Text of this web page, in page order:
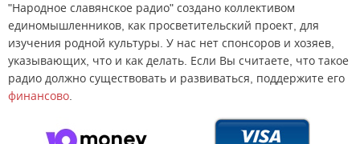
"Народное славянское радио" создано коллективом
единомышленников, как просветительский проект, для
изучения родной культуры. У нас нет спонсоров и хозяев,
указывающих, что и как делать. Если Вы считаете, что такое
радио должно существовать и развиваться, поддержите его
финансово.